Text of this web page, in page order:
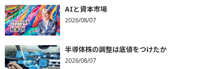
AIと資本市場
2026/08/07
半導体株の調整は底値をつけたか
2026/08/07